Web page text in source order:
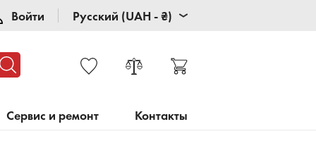
Войти Русский (UAH - ₴)
Сервис и ремонт Контакты